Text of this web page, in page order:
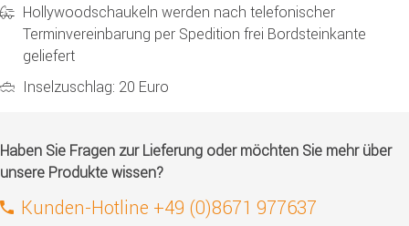
Hollywoodschaukeln werden nach telefonischer
Terminvereinbarung per Spedition frei Bordsteinkante
geliefert
Inselzuschlag: 20 Euro
Haben Sie Fragen zur Lieferung oder möchten Sie mehr über
unsere Produkte wissen?
Kunden-Hotline +49 (0)8671 977637